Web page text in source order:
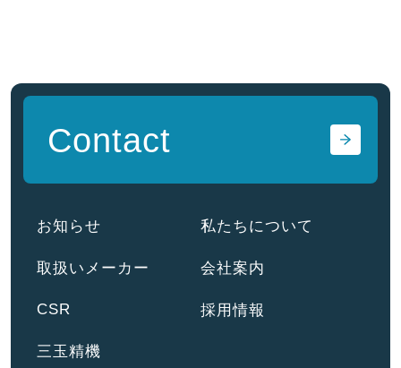
お知らせ 私たちについて
取扱いメーカー 会社案内
CSR 採用情報
三玉精機
Contact